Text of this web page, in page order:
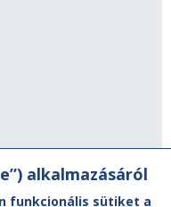
alkalmazásáról
funkcionális sütiket a